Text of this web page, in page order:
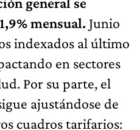
mensual. Junio
indexados al último
en sectores
Por su parte, el
ajustándose de
cuadros tarifarios: